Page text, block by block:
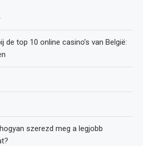
de top 10 online casino’s van België:
szerezd meg a legjobb